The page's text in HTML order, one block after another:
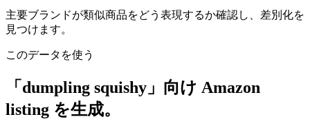
主要ブランドが類似商品をどう表現するか確認し、差別化を
見つけます。
このデータを使う
「dumpling squishy」向け Amazon
listing を生成。